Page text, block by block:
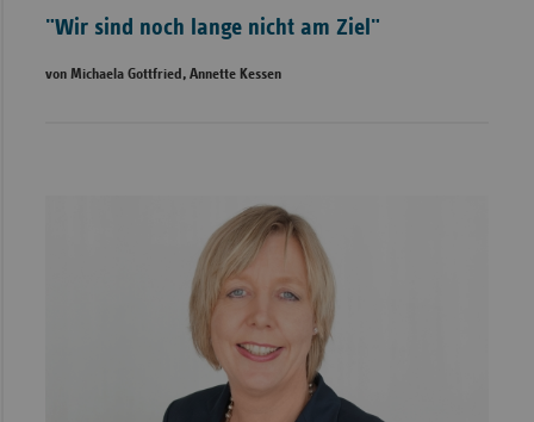
"Wir sind noch lange nicht am Ziel"
von Michaela Gottfried, Annette Kessen